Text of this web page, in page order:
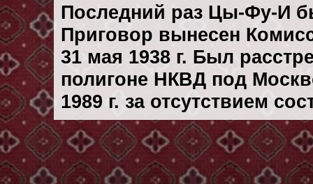
Последний раз Цы-Фу-И
Приговор вынесен
31 мая 1938 г. Был
полигоне НКВД под
1989 г. за отсутствием